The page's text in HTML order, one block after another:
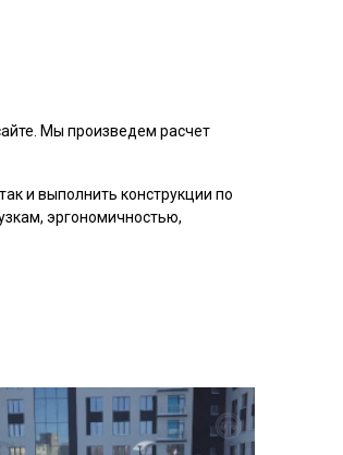
Мы произведем расчет
и выполнить конструкции по
эргономичностью,